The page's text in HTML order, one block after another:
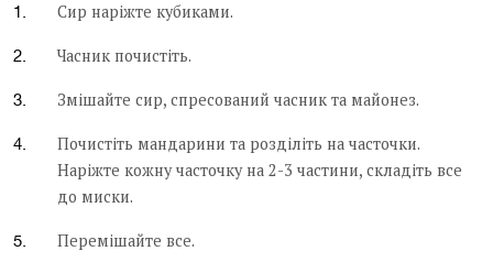
Сир наріжте кубиками.
Часник почистіть.
Змішайте сир, спресований часник та майонез.
Почистіть мандарини та розділіть на часточки.
Наріжте кожну часточку на 2-3 частини, складіть все
до миски.
Перемішайте все.